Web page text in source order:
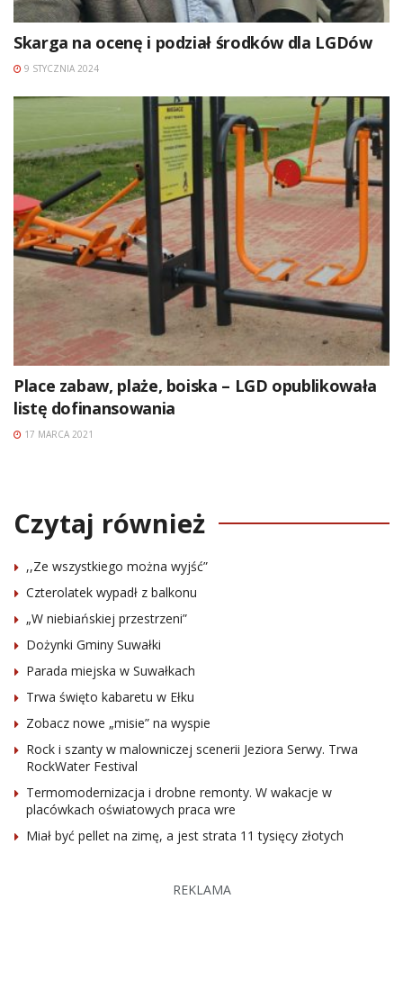
Skarga na ocenę i podział środków dla LGDów
9 STYCZNIA 2024
Place zabaw, plaże, boiska – LGD opublikowała
listę dofinansowania
17 MARCA 2021
Czytaj również
,,Ze wszystkiego można wyjść”
Czterolatek wypadł z balkonu
„W niebiańskiej przestrzeni”
Dożynki Gminy Suwałki
Parada miejska w Suwałkach
Trwa święto kabaretu w Ełku
Zobacz nowe „misie” na wyspie
Rock i szanty w malowniczej scenerii Jeziora Serwy. Trwa
RockWater Festival
Termomodernizacja i drobne remonty. W wakacje w
placówkach oświatowych praca wre
Miał być pellet na zimę, a jest strata 11 tysięcy złotych
REKLAMA